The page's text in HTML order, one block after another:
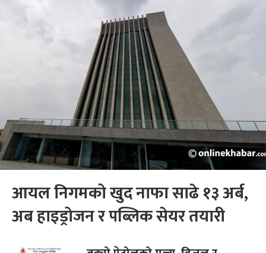
आयल निगमको खुद नाफा साढे १३ अर्ब,
अब हाइड्रोजन र पब्लिक सेयर तयारी